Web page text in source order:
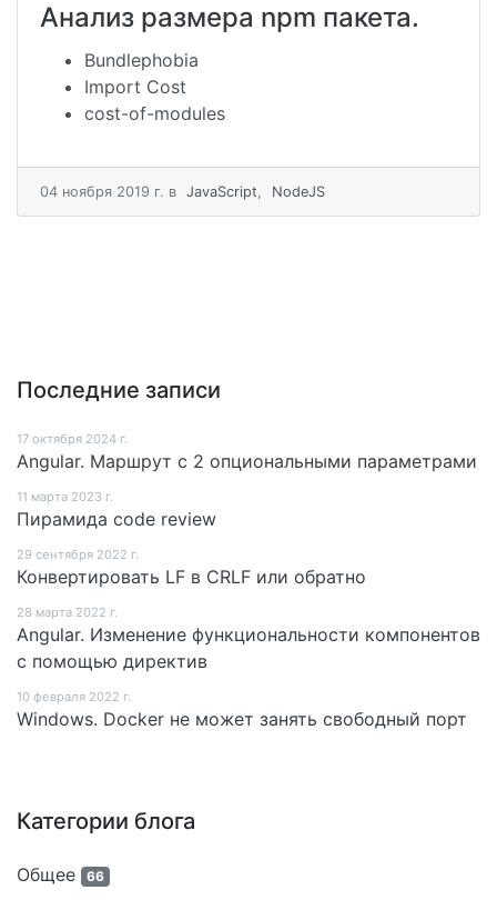
Последние записи
17 октября 2024 г.
Angular. Маршрут c 2 опциональными параметрами
11 мартa 2023 г.
Пирамида code review
29 сентября 2022 г.
Конвертировать LF в CRLF или обратно
28 мартa 2022 г.
Angular. Изменение функциональности компонентов
с помощью директив
10 февраля 2022 г.
Windows. Docker не может занять свободный порт
Категории блога
Общее 66
Анализ размера npm пакета.
Bundlephobia
Import Cost
cost-of-modules
04 ноября 2019 г. в JavaScript, NodeJS